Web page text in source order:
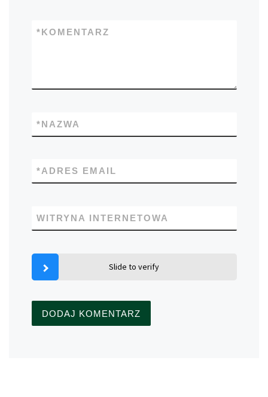
KOMENTARZ
*
NAZWA
*
ADRES EMAIL
*
WITRYNA INTERNETOWA
Slide to verify